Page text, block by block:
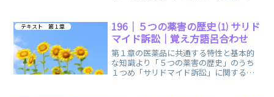
テキスト 第１章
196｜５つの薬害の歴史 ⑴ サリド
マイド訴訟｜覚え方語呂合わせ
第１章の医薬品に共通する特性と基本的
な知識より「５つの薬害の歴史」のうち
１つめ「サリドマイド訴訟」に関する、